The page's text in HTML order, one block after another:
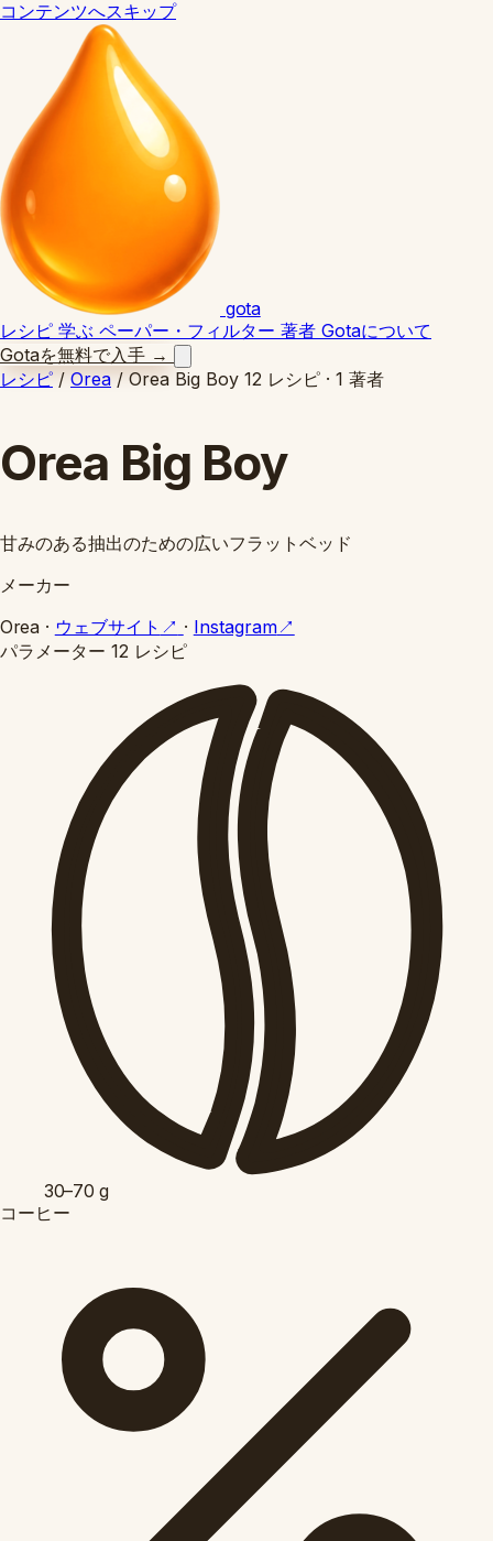
コンテンツへスキップ
gota
レシピ 学ぶ ペーパー・フィルター 著者 Gotaについて
Gotaを無料で入手 →
レシピ / Orea / Orea Big Boy 12 レシピ · 1 著者
Orea Big Boy
甘みのある抽出のための広いフラットベッド
メーカー
Orea · ウェブサイト ↗ · Instagram↗
パラメーター 12 レシピ
30–70 g
コーヒー